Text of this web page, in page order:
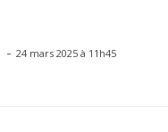
- 24 mars 2025 à 11h45